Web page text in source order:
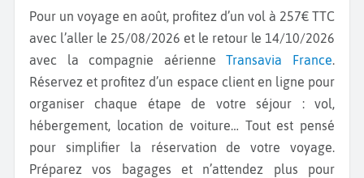
Pour un voyage en août, profitez d’un vol à 257€ TTC
avec l’aller le 25/08/2026 et le retour le 14/10/2026
avec la compagnie aérienneTransavia France.
Réservez et profitez d’un espace client en ligne pour
organiser chaque étape de votre séjour : vol,
hébergement, location de voiture… Tout est pensé
pour simplifier la réservation de votre voyage.
Préparez vos bagages et n’attendez plus pour